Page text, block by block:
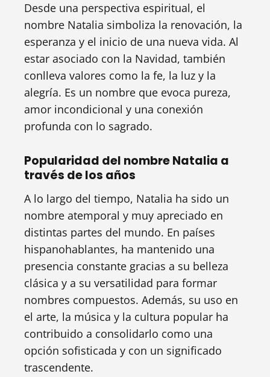
Desde una perspectiva espiritual, el
nombre Natalia simboliza la renovación, la
esperanza y el inicio de una nueva vida. Al
estar asociado con la Navidad, también
conlleva valores como la fe, la luz y la
alegría. Es un nombre que evoca pureza,
amor incondicional y una conexión
profunda con lo sagrado.
Popularidad del nombre Natalia a
través de los años
A lo largo del tiempo, Natalia ha sido un
nombre atemporal y muy apreciado en
distintas partes del mundo. En países
hispanohablantes, ha mantenido una
presencia constante gracias a su belleza
clásica y a su versatilidad para formar
nombres compuestos. Además, su uso en
el arte, la música y la cultura popular ha
contribuido a consolidarlo como una
opción sofisticada y con un significado
trascendente.